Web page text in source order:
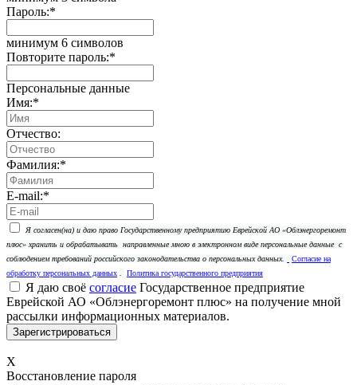
Пароль:*
минимум 6 символов
Повторите пароль:*
Персональные данные
Имя:*
Отчество:
Фамилия:*
E-mail:*
Я согласен(на) и даю право Государственному предприятию Еврейской АО «Облэнергоремонт
плюс» хранить и обрабатывать направленные мною в электронном виде персональные данные с
соблюдением требований российского законодательства о персональных данных.
Согласие на
обработку персональных данных
Политика государственного предприятия
Я даю своё согласие Государственное предприятие
Еврейской АО «Облэнергоремонт плюс» на получение мной
рассылки информационных материалов.
X
Восстановление пароля